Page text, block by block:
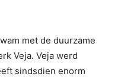
met de duurzame
Veja. Veja werd
sindsdien enorm